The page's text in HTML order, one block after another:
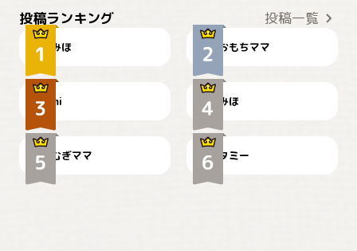
投稿ランキング 投稿一覧
みほ おもちママ
可愛い？
mi
見てるぞぉ
みほ
🌻とむぎ！
むぎママ
ドーベルマンのお友達邸に
て
タミー